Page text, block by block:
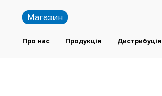
Магазин
Про нас Продукція Дистрибуція